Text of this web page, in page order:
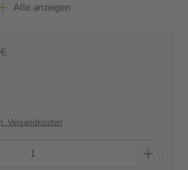
Alle anzeigen
Versandkosten